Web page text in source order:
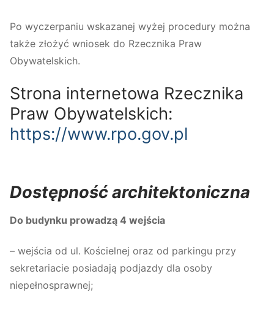
Po wyczerpaniu wskazanej wyżej procedury można
także złożyć wniosek do Rzecznika Praw
Obywatelskich.
​Strona internetowa Rzecznika
Praw Obywatelskich:
https://www.rpo.gov.pl
Dostępność architektoniczna
Do budynku prowadzą 4 wejścia
– wejścia od ul. Kościelnej oraz od parkingu przy
sekretariacie posiadają podjazdy dla osoby
niepełnosprawnej;